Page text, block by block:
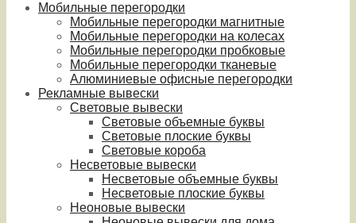
Мобильные перегородки
Мобильные перегородки магнитные
Мобильные перегородки на колесах
Мобильные перегородки пробковые
Мобильные перегородки тканевые
Алюминиевые офисные перегородки
Рекламные вывески
Световые вывески
Световые объемные буквы
Световые плоские буквы
Световые короба
Несветовые вывески
Несветовые объемные буквы
Несветовые плоские буквы
Неоновые вывески